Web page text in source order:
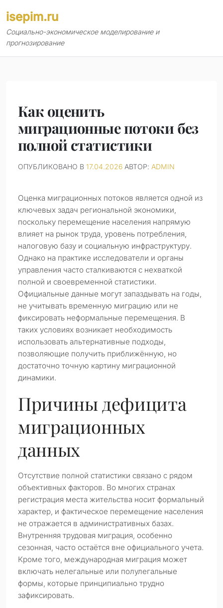
содержимому
isepim.ru
Социально-экономическое моделирование и
прогнозирование
Как оценить
миграционные потоки без
полной статистики
ОПУБЛИКОВАНО В 17.04.2026 АВТОР: ADMIN
Оценка миграционных потоков является одной из
ключевых задач региональной экономики,
поскольку перемещение населения напрямую
влияет на рынок труда, уровень потребления,
налоговую базу и социальную инфраструктуру.
Однако на практике исследователи и органы
управления часто сталкиваются с нехваткой
полной и своевременной статистики.
Официальные данные могут запаздывать на годы,
не учитывать временную миграцию или не
фиксировать неформальные перемещения. В
таких условиях возникает необходимость
использовать альтернативные подходы,
позволяющие получить приближённую, но
достаточно точную картину миграционной
динамики.
Причины дефицита
миграционных
данных
Отсутствие полной статистики связано с рядом
объективных факторов. Во многих странах
регистрация места жительства носит формальный
характер, и фактическое перемещение населения
не отражается в административных базах.
Внутренняя трудовая миграция, особенно
сезонная, часто остаётся вне официального учета.
Кроме того, международная миграция может
включать нелегальные или полулегальные
формы, которые принципиально трудно
зафиксировать.